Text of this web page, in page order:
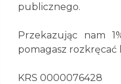
publicznego.
Przekazując nam
pomagasz
KRS 0000076428